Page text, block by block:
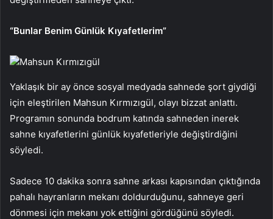
“Bunlar Benim Günlük Kıyafetlerim”
Mahsun Kırmızıgül
Yaklaşık bir ay önce sosyal medyada sahnede şort giydiği
için eleştirilen Mahsun Kırmızıgül, olayı bizzat anlattı.
Programın sonunda bodrum katında sahneden inerek
sahne kıyafetlerini günlük kıyafetleriyle değiştirdiğini
söyledi.
Sadece 10 dakika sonra sahne arkası kapısından çıktığında
pahalı hayranların mekanı doldurduğunu, sahneye geri
dönmesi için mekanı yok ettiğini gördüğünü söyledi.